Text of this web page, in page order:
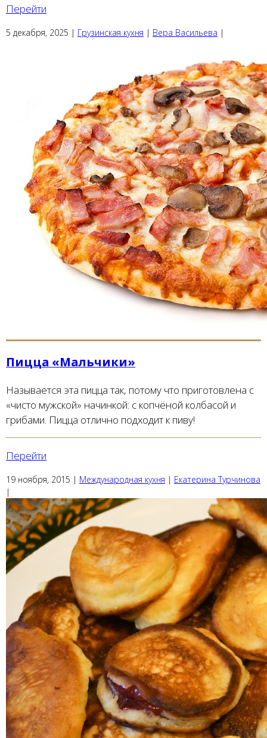
Перейти
5 декабря, 2025 | Грузинская кухня | Вера Васильева |
Пицца «Мальчики»
Называется эта пицца так, потому что приготовлена с
«чисто мужской» начинкой: с копчёной колбасой и
грибами. Пицца отлично подходит к пиву!
Перейти
19 ноября, 2015 | Международная кухня | Екатерина Турчинова
|